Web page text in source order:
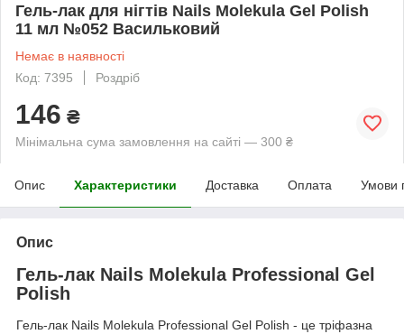
Гель-лак для нігтів Nails Molekula Gel Polish
11 мл №052 Васильковий
Немає в наявності
Код: 7395
Роздріб
146 ₴
Мінімальна сума замовлення на сайті — 300 ₴
Опис Характеристики Доставка Оплата Умови
Опис
Гель-лак Nails Molekula Professional Gel
Polish
Гель-лак Nails Molekula Professional Gel Polish - це тріфазна